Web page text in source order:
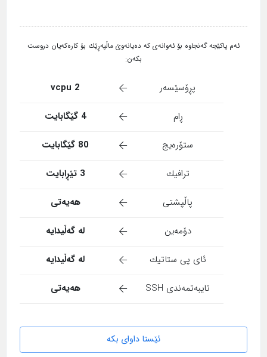
ئەم پاکێجە گەنجاوە بۆ ئەوانەی کە دەیانەوێ ماڵپەڕێك بۆ کارەکەیان دروست
بکەن:
پڕۆسێسەر
2 vcpu
ڕام
4 گێگابایت
ستۆرەیج
80 گێگابایت
ترافیك
3 تێڕابایت
پاڵپشتی
هەیەتی
دۆمەین
لە گەڵیدایە
ئای پی ستاتیك
لە گەڵیدایە
تایبەتمەندی SSH
هەیەتی
ئێستا داوای بکە